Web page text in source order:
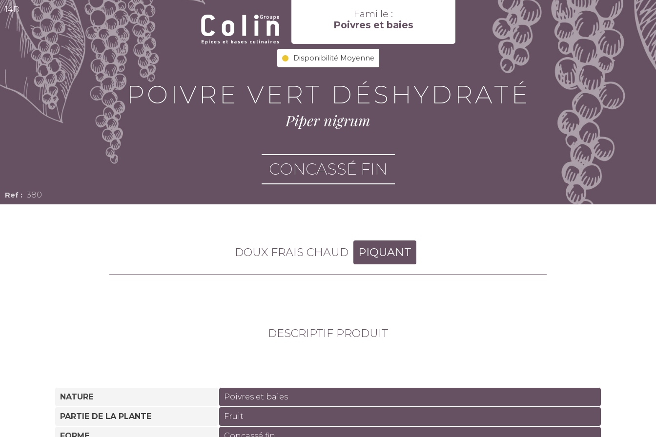
Famille :
Poivres et baies
Disponibilité Moyenne
14B
380
POIVRE VERT DÉSHYDRATÉ
Piper nigrum
CONCASSÉ FIN
DOUX FRAIS CHAUD PIQUANT
DESCRIPTIF PRODUIT
NATURE Poivres et baies
PARTIE DE LA PLANTE Fruit